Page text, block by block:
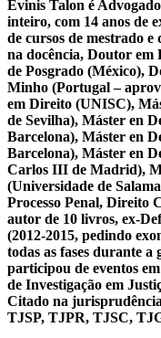
Evinis Talon é
inteiro, com 14 anos de
de cursos de mestrado
na docência, Doutor em
de Posgrado (México),
Minho (Portugal –
em Direito (UNISC),
de Sevilha), Máster en
Barcelona), Máster en
Barcelona), Máster en
Carlos III de Madrid),
(Universidade de
Processo Penal, Direito
autor de 10 livros, ex-
(2012-2015, pedindo
todas as fases durante
participou de eventos
de Investigação em
Citado na
TJSP, TJPR, TJSC,